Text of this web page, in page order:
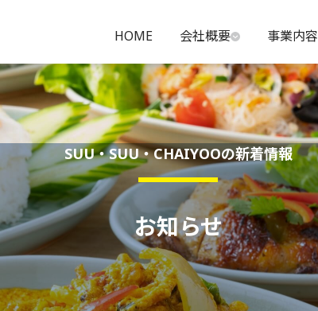
HOME 会社概要 事業内容
SUU・SUU・CHAIYOOの新着情報
お知らせ